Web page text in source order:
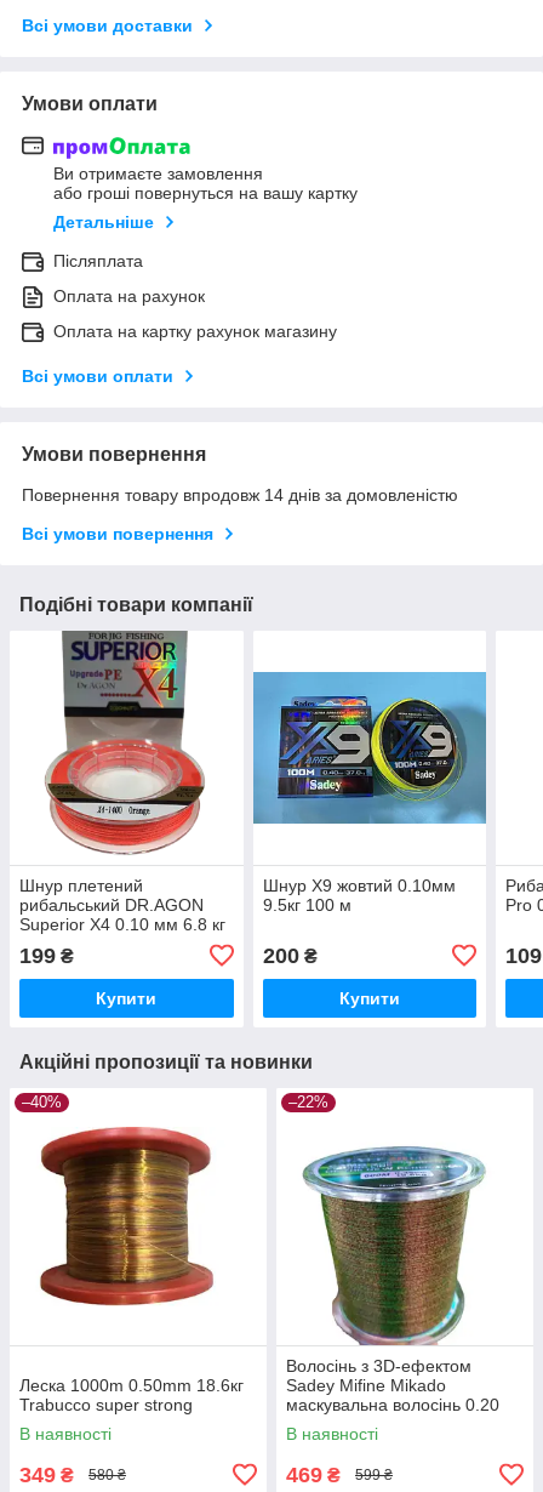
Всі умови доставки
Умови оплати
Ви отримаєте замовлення
або гроші повернуться на вашу картку
Детальніше
Післяплата
Оплата на рахунок
Оплата на картку рахунок магазину
Всі умови оплати
Умови повернення
Повернення товару впродовж 14 днів за домовленістю
Всі умови повернення
Подібні товари компанії
Шнур плетений
рибальський DR.AGON
Superior X4 0.10 мм 6.8 кг
199 ₴
Купити
Шнур X9 жовтий 0.10мм
9.5кг 100 м
200₴
Купити
Pro
109
Акційні пропозиції та новинки
–40%
Леска 1000m 0.50mm 18.6кг
Trabucco super strong
В наявності
349 ₴ 580 ₴
–22%
Волосінь з 3D-ефектом
Sadey Mifine Mikado
маскувальна волосінь 0.20
мм 600 м
В наявності
469 ₴ 599 ₴